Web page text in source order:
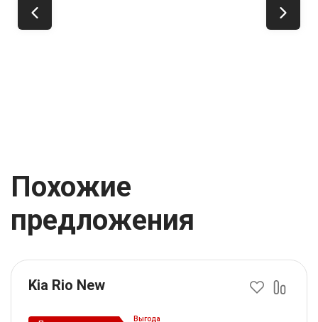
от 2 203 000 ₽
Похожие
предложения
Kia Rio New
Выгода